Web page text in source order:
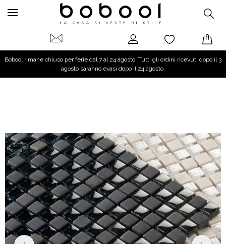
Bobool rimane chiuso per ferie dal 7 al 24 agosto. Tutti gli ordini ricevuti dopo il 3
agosto saranno evasi dopo il 24 agosto.